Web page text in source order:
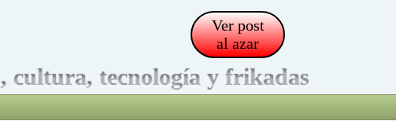
Ver post
al azar
cultura, tecnología y frikadas